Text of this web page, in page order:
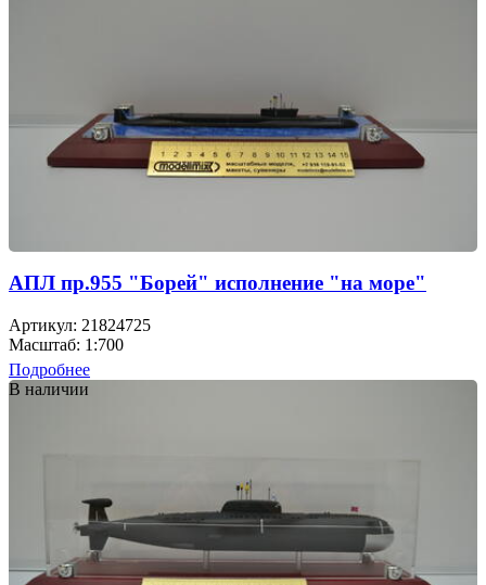
АПЛ пр.955 "Борей" исполнение "на море"
Артикул: 21824725
Масштаб: 1:700
Подробнее
В наличии